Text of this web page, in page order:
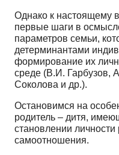
Однако к настоящему
первые шаги в
параметров семьи,
детерминантами
формирование их
среде (В.И. Гарбузов,
Соколова и др.).
Остановимся на
родитель – дитя,
становлении
самоотношения.